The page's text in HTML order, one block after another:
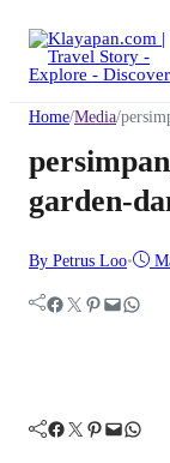
Home/Media/
garden-
By Petrus Loo•
Facebook Twitter Pinterest Mail WhatsApp
Facebook Twitter Pinterest Mail WhatsApp